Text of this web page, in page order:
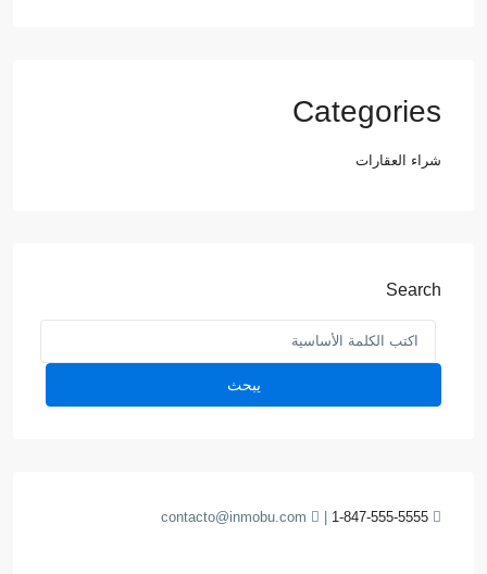
Categories
شراء العقارات
Search
يبحث
1-847-555-5555